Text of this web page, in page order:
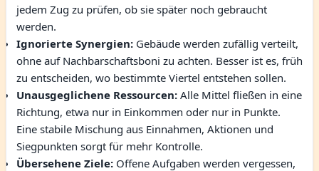
jedem Zug zu prüfen, ob sie später noch gebraucht
werden.
Ignorierte Synergien: Gebäude werden zufällig verteilt,
ohne auf Nachbarschaftsboni zu achten. Besser ist es, früh
zu entscheiden, wo bestimmte Viertel entstehen sollen.
Unausgeglichene Ressourcen: Alle Mittel fließen in eine
Richtung, etwa nur in Einkommen oder nur in Punkte.
Eine stabile Mischung aus Einnahmen, Aktionen und
Siegpunkten sorgt für mehr Kontrolle.
Übersehene Ziele: Offene Aufgaben werden vergessen,